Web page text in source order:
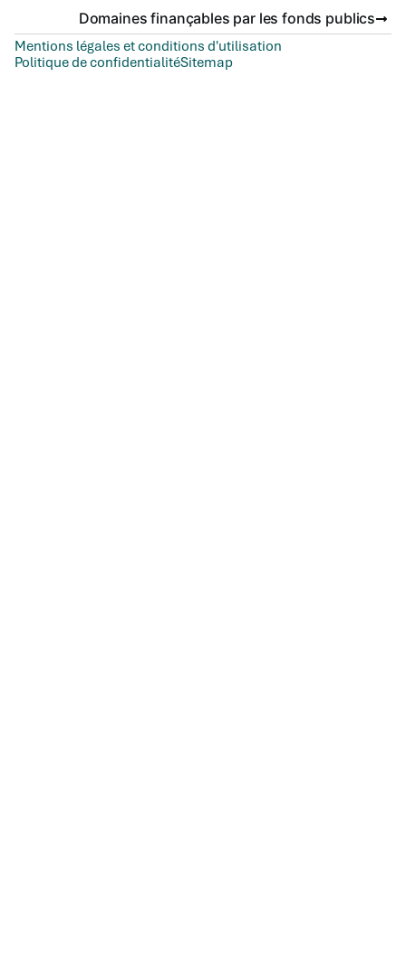
Domaines finançables par les fonds publics
Mentions légales et conditions d'utilisation
Politique de confidentialitéSitemap